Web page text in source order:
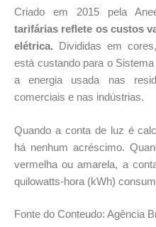
Criado em 2015 pela
tarifárias reflete os custos
elétrica. Divididas em
está custando para o
a energia usada nas
comerciais e nas indústrias.
Quando a conta de luz é
há nenhum acréscimo.
vermelha ou amarela, a
quilowatts-hora (kWh)
Fonte do Conteudo: Agência